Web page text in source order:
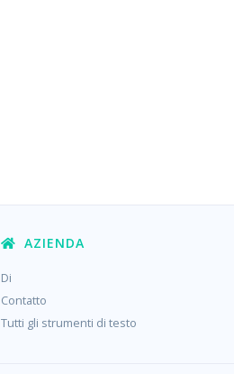
AZIENDA
Di
Contatto
Tutti gli strumenti di testo